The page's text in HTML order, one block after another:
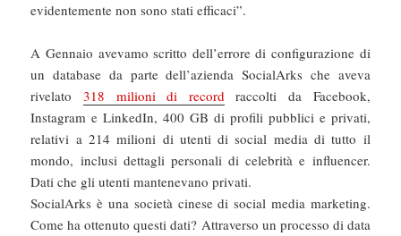
evidentemente non sono stati efficaci”.
A Gennaio avevamo scritto dell’errore di configurazione di
un database da parte dell’azienda SocialArks che aveva
rivelato318 milioni di recordraccolti da Facebook,
Instagram e LinkedIn, 400 GB di profili pubblici e privati,
relativi a 214 milioni di utenti di social media di tutto il
mondo, inclusi dettagli personali di celebrità e influencer.
Dati che gli utenti mantenevano privati.
SocialArks è una società cinese di social media marketing.
Come ha ottenuto questi dati? Attraverso un processo di data